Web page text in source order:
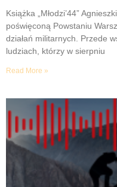
Książka „Młodzi’44”
poświęconą Powstaniu
działań militarnych. Przede
ludziach, którzy w sierpniu
Read More »